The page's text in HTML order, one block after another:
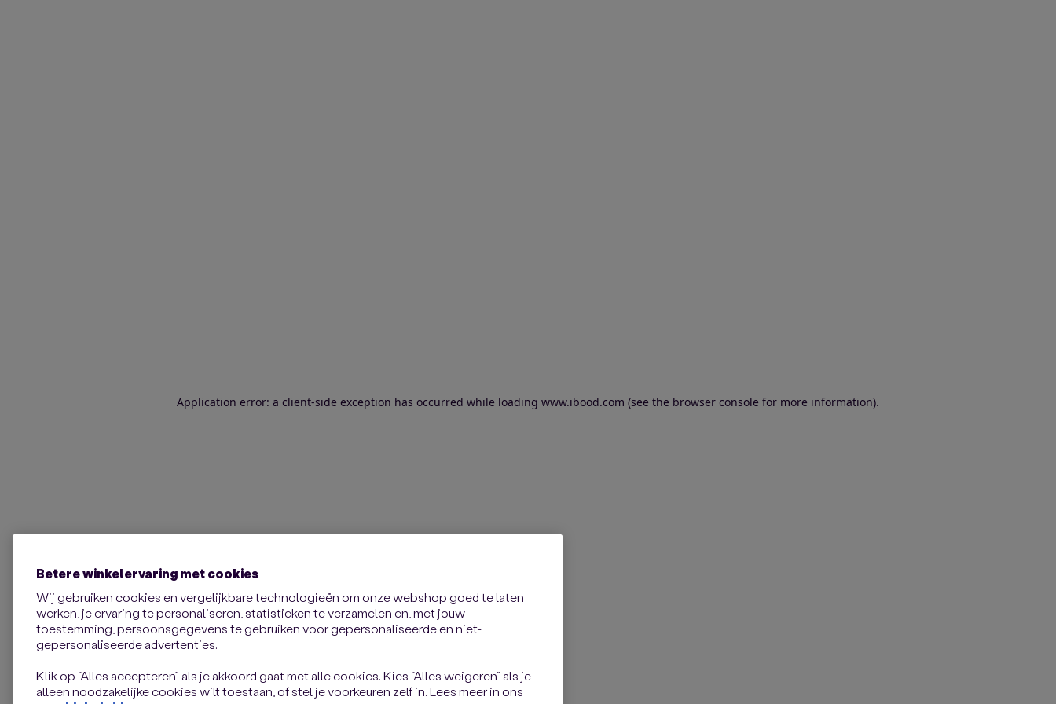
Application error: a client-side exception has occurred while loading www.ibood.com (see the browser console for more information).
Betere winkelervaring met cookies
Wij gebruiken cookies en vergelijkbare technologieën om onze webshop goed te laten
werken, je ervaring te personaliseren, statistieken te verzamelen en, met jouw
toestemming, persoonsgegevens te gebruiken voor gepersonaliseerde en niet-
gepersonaliseerde advertenties.
Klik op “Alles accepteren” als je akkoord gaat met alle cookies. Kies “Alles weigeren” als je
alleen noodzakelijke cookies wilt toestaan, of stel je voorkeuren zelf in. Lees meer in ons